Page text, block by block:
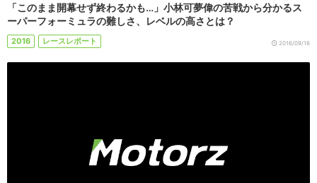
「このまま開幕せず終わるかも…」小林可夢偉の苦戦から分かるス
ーパーフォーミュラの難しさ、レベルの高さとは？
2016 レースレポート 2016/09/18